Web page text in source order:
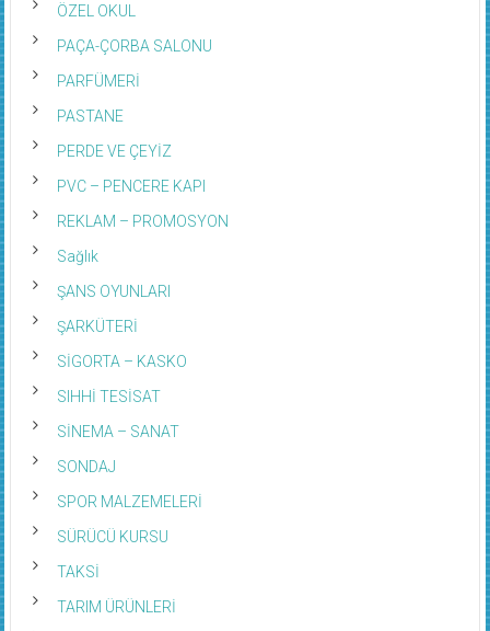
ÖZEL OKUL
PAÇA-ÇORBA SALONU
PARFÜMERİ
PASTANE
PERDE VE ÇEYİZ
PVC – PENCERE KAPI
REKLAM – PROMOSYON
Sağlık
ŞANS OYUNLARI
ŞARKÜTERİ
SİGORTA – KASKO
SIHHİ TESİSAT
SİNEMA – SANAT
SONDAJ
SPOR MALZEMELERİ
SÜRÜCÜ KURSU
TAKSİ
TARIM ÜRÜNLERİ